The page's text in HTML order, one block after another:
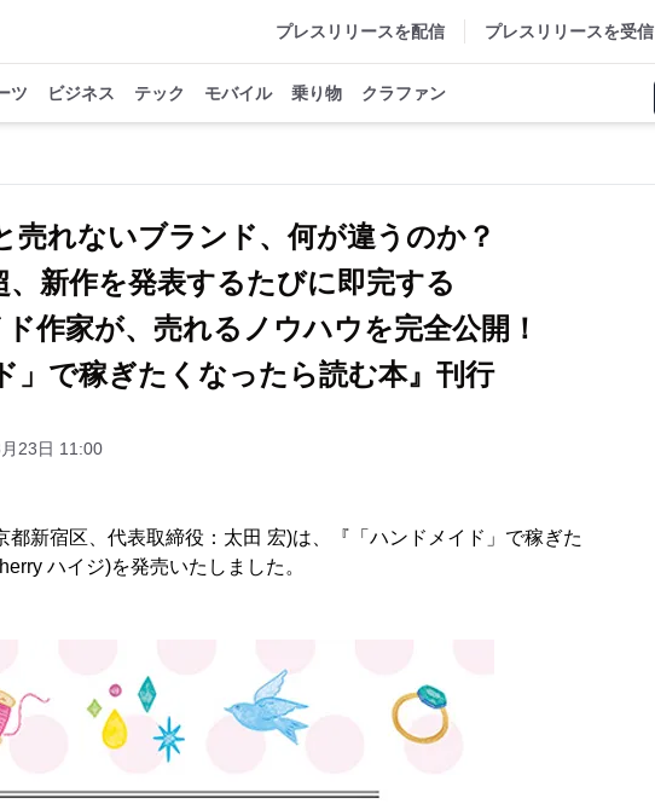
プレスリリースを配信 プレスリリースを受信
ツ ビジネス テック モバイル 乗り物 クラファン
売れないブランド、何が違うのか？
、新作を発表するたびに即完する
作家が、売れるノウハウを完全公開！
」で稼ぎたくなったら読む本』刊行
23日 11:00
新宿区、代表取締役：太田 宏)は、『「ハンドメイド」で稼ぎた
ハイジ)を発売いたしました。